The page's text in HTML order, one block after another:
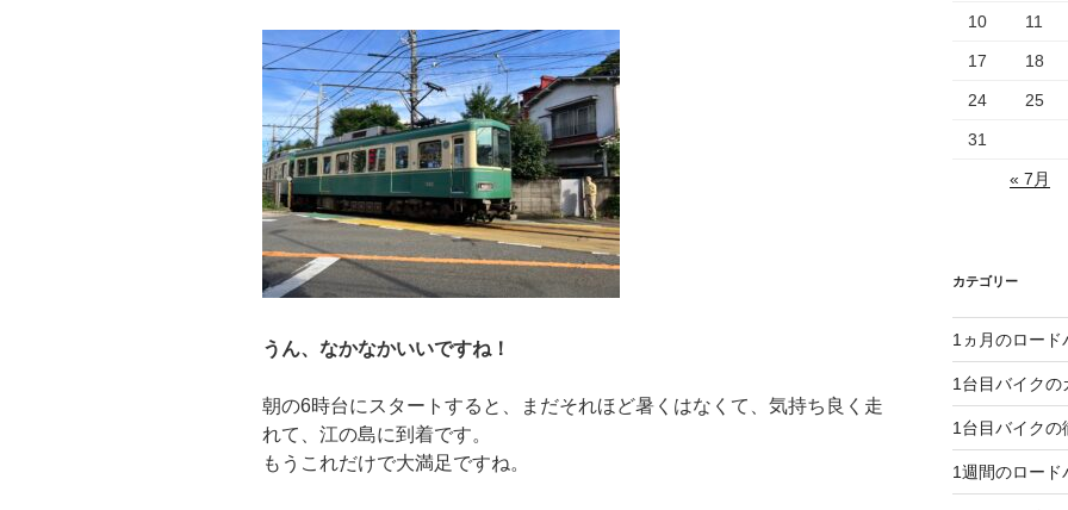
うん、なかなかいいですね！
朝の6時台にスタートすると、まだそれほど暑くはなくて、気持ち良く走
れて、江の島に到着です。
もうこれだけで大満足ですね。
10 11
17 18
24 25
31
« 7月
カテゴリー
1ヵ月のロード
1台目バイクの
1台目バイクの
1週間のロード